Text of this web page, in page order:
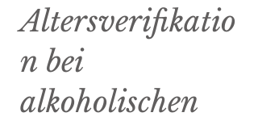
Altersverifikatio
n bei
alkoholischen